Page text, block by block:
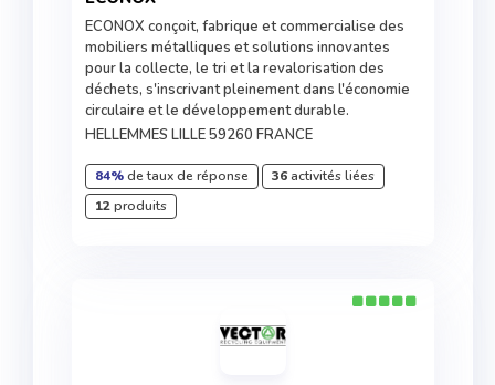
ECONOX conçoit, fabrique et commercialise des
mobiliers métalliques et solutions innovantes
pour la collecte, le tri et la revalorisation des
déchets, s'inscrivant pleinement dans l'économie
circulaire et le développement durable.
HELLEMMES LILLE 59260 FRANCE
84%de taux de réponse 36activités liées
12produits